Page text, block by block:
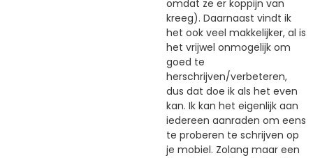
omdat ze er koppijn van
kreeg). Daarnaast vindt ik
het ook veel makkelijker, al is
het vrijwel onmogelijk om
goed te
herschrijven/verbeteren,
dus dat doe ik als het even
kan. Ik kan het eigenlijk aan
iedereen aanraden om eens
te proberen te schrijven op
je mobiel. Zolang maar een